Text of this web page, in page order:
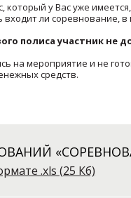
который у Вас уже
ли соревнование,
полиса участник не
на мероприятие и не
средств.
.xls (25 Кб)